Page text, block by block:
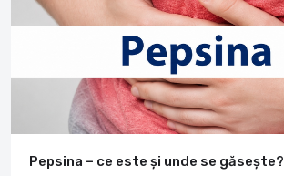
Pepsina – ce este și unde se găsește?